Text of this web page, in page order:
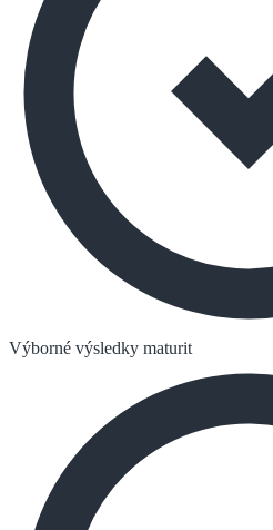
Výborné výsledky maturit